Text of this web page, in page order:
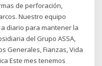
de perforación,
Nuestro equipo
diario para mantener la
del Grupo ASSA,
Generales, Fianzas, Vida
Este mes tenemos